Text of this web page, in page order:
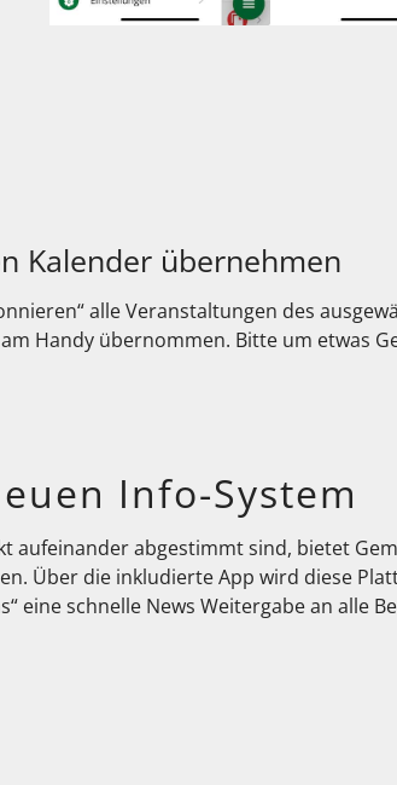
Kalender übernehmen
alle Veranstaltungen des
Handy übernommen. Bitte um etwas
Info-System
aufeinander abgestimmt sind, bietet
Über die inkludierte App wird diese
schnelle News Weitergabe an alle